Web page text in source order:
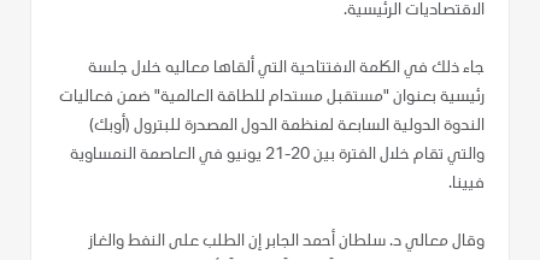
الاقتصاديات الرئيسية.
جاء ذلك في الكلمة الافتتاحية التي ألقاها معاليه خلال جلسة
رئيسية بعنوان "مستقبل مستدام للطاقة العالمية" ضمن فعاليات
الندوة الدولية السابعة لمنظمة الدول المصدرة للبترول (أوبك)
والتي تقام خلال الفترة بين 20-21 يونيو في العاصمة النمساوية
فيينا.
وقال معالي د. سلطان أحمد الجابر إن الطلب على النفط والغاز